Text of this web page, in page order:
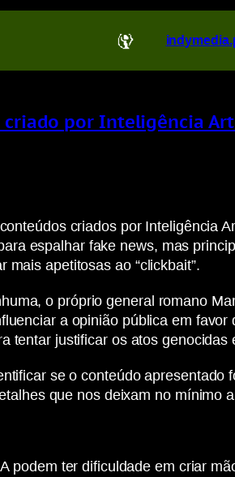
por Inteligência
criados por Inteligência
espalhar fake news, mas
apetitosas ao “clickbait”.
o próprio general romano
a opinião pública em
tentar justificar os atos genocidas
se o conteúdo
que nos deixam no mínimo
podem ter dificuldade em criar